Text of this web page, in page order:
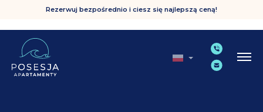
Rezerwuj bezpośrednio i ciesz się najlepszą ceną!